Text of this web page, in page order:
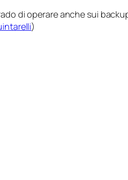
di operare anche sui
)